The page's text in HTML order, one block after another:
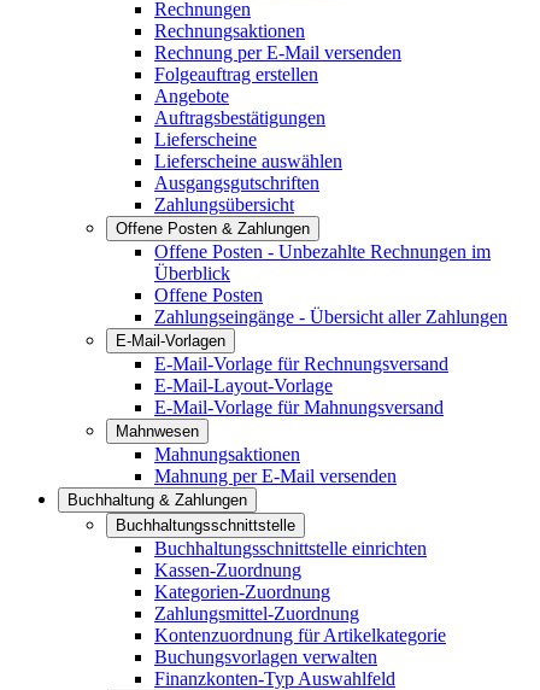
Rechnungen
Rechnungsaktionen
Rechnung per E-Mail versenden
Folgeauftrag erstellen
Angebote
Auftragsbestätigungen
Lieferscheine
Lieferscheine auswählen
Ausgangsgutschriften
Zahlungsübersicht
Offene Posten & Zahlungen
Offene Posten - Unbezahlte Rechnungen im
Überblick
Offene Posten
Zahlungseingänge - Übersicht aller Zahlungen
E-Mail-Vorlagen
E-Mail-Vorlage für Rechnungsversand
E-Mail-Layout-Vorlage
E-Mail-Vorlage für Mahnungsversand
Mahnwesen
Mahnungsaktionen
Mahnung per E-Mail versenden
Buchhaltung & Zahlungen
Buchhaltungsschnittstelle
Buchhaltungsschnittstelle einrichten
Kassen-Zuordnung
Kategorien-Zuordnung
Zahlungsmittel-Zuordnung
Kontenzuordnung für Artikelkategorie
Buchungsvorlagen verwalten
Finanzkonten-Typ Auswahlfeld